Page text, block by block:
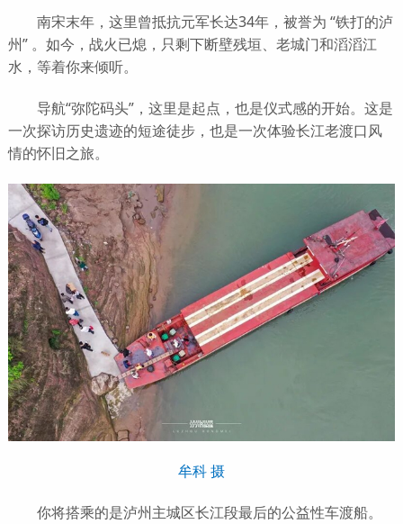
南宋末年，这里曾抵抗元军长达34年，被誉为 “铁打的泸
州” 。如今，战火已熄，只剩下断壁残垣、老城门和滔滔江
水，等着你来倾听。
导航“弥陀码头”，这里是起点，也是仪式感的开始。这是
一次探访历史遗迹的短途徒步，也是一次体验长江老渡口风
情的怀旧之旅。
牟科 摄
你将搭乘的是泸州主城区长江段最后的公益性车渡船。